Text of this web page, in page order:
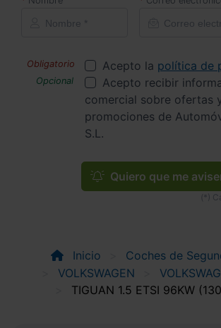
Acepto la política de
Acepto recibir
comercial sobre ofertas
promociones de
S.L.
Quiero que me
Inicio
Coches de
VOLKSWAGEN
TIGUAN 1.5 ETSI 96KW